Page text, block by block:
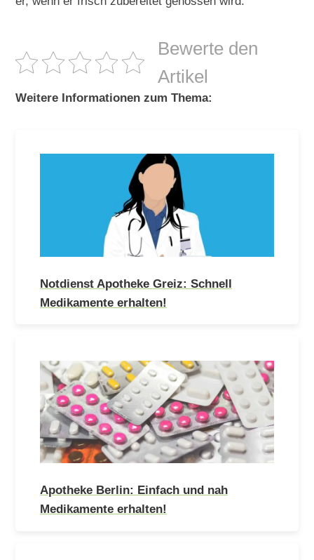
Bewerte den
Artikel
Weitere Informationen zum Thema:
Notdienst Apotheke Greiz: Schnell
Medikamente erhalten!
Apotheke Berlin: Einfach und nah
Medikamente erhalten!